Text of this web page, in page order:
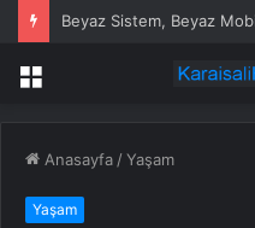
Menü
Anasayfa /Yaşam
Yaşam